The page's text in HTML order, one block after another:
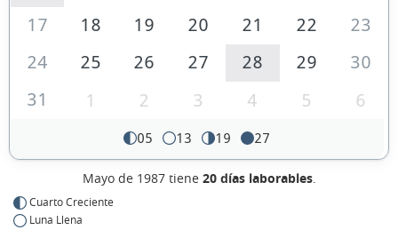
17
18 19 20 21 22
23
24
25 26 27 28 29
30
31
1 2 3 4 5 6
05 13 19 27
Mayo de 1987 tiene 20 días laborables.
Cuarto Creciente
Luna Llena